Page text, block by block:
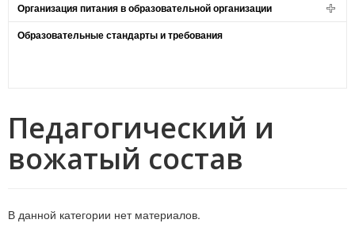
Организация питания в образовательной организации
Образовательные стандарты и требования
Педагогический и
вожатый состав
В данной категории нет материалов.